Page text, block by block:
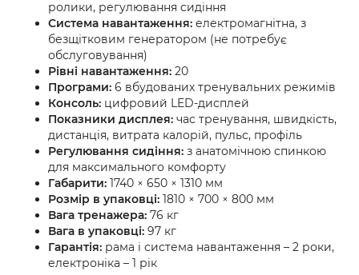
ролики, регулювання сидіння
Система навантаження: електромагнітна, з
безщітковим генератором (не потребує
обслуговування)
Рівні навантаження: 20
Програми: 6 вбудованих тренувальних режимів
Консоль: цифровий LED-дисплей
Показники дисплея: час тренування, швидкість,
дистанція, витрата калорій, пульс, профіль
Регулювання сидіння: з анатомічною спинкою
для максимального комфорту
Габарити: 1740 × 650 × 1310 мм
Розмір в упаковці: 1810 × 700 × 800 мм
Вага тренажера: 76 кг
Вага в упаковці: 97 кг
Гарантія: рама і система навантаження – 2 роки,
електроніка – 1 рік